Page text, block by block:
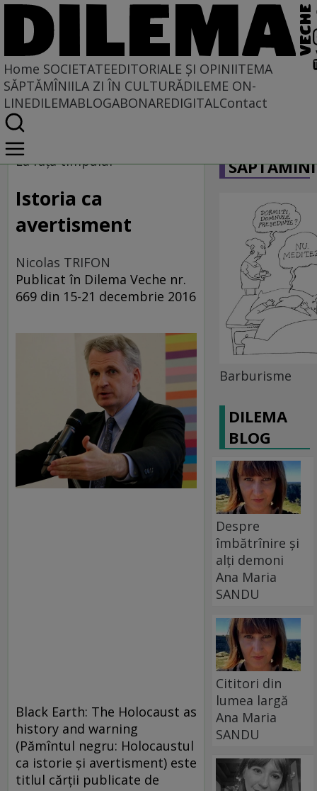
Home SOCIETATEEDITORIALE ȘI OPINIITEMA
SĂPTĂMÎNIILA ZI ÎN CULTURĂDILEME ON-
LINEDILEMABLOGABONAREDIGITALContact
Home
Societate
La faţa timpului
Istoria ca
avertisment
Nicolas TRIFON
Publicat în Dilema Veche nr.
669 din 15-21 decembrie 2016
Black Earth: The Holocaust as
history and warning
(Pămîntul negru: Holocaustul
ca istorie şi avertisment) este
titlul cărţii publicate de
Barburisme
DILEMA
BLOG
Despre
îmbătrînire și
alți demoni
Ana Maria
SANDU
Cititori din
lumea largă
Ana Maria
SANDU